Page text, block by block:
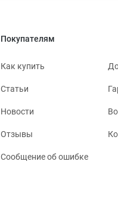
Покупателям
Как купить
Статьи
Новости
Отзывы
Сообщение об ошибке